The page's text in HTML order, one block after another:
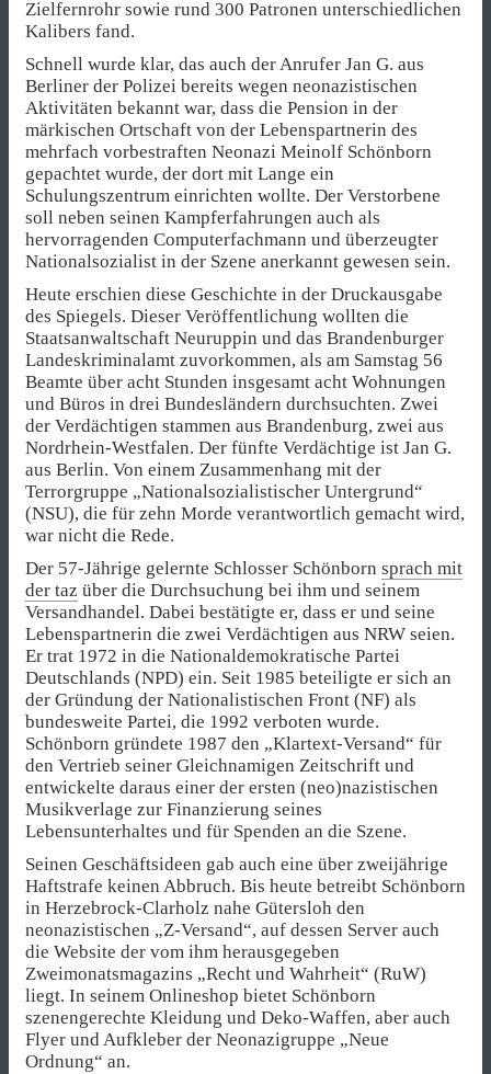
Zielfernrohr sowie rund 300 Patronen unterschiedlichen
Kalibers fand.
Schnell wurde klar, das auch der Anrufer Jan G. aus
Berliner der Polizei bereits wegen neonazistischen
Aktivitäten bekannt war, dass die Pension in der
märkischen Ortschaft von der Lebenspartnerin des
mehrfach vorbestraften Neonazi Meinolf Schönborn
gepachtet wurde, der dort mit Lange ein
Schulungszentrum einrichten wollte. Der Verstorbene
soll neben seinen Kampferfahrungen auch als
hervorragenden Computerfachmann und überzeugter
Nationalsozialist in der Szene anerkannt gewesen sein.
Heute erschien diese Geschichte in der Druckausgabe
des Spiegels. Dieser Veröffentlichung wollten die
Staatsanwaltschaft Neuruppin und das Brandenburger
Landeskriminalamt zuvorkommen, als am Samstag 56
Beamte über acht Stunden insgesamt acht Wohnungen
und Büros in drei Bundesländern durchsuchten. Zwei
der Verdächtigen stammen aus Brandenburg, zwei aus
Nordrhein-Westfalen. Der fünfte Verdächtige ist Jan G.
aus Berlin. Von einem Zusammenhang mit der
Terrorgruppe „Nationalsozialistischer Untergrund“
(NSU), die für zehn Morde verantwortlich gemacht wird,
war nicht die Rede.
Der 57-Jährige gelernte Schlosser Schönborn sprach mit
der taz über die Durchsuchung bei ihm und seinem
Versandhandel. Dabei bestätigte er, dass er und seine
Lebenspartnerin die zwei Verdächtigen aus NRW seien.
Er trat 1972 in die Nationaldemokratische Partei
Deutschlands (NPD) ein. Seit 1985 beteiligte er sich an
der Gründung der Nationalistischen Front (NF) als
bundesweite Partei, die 1992 verboten wurde.
Schönborn gründete 1987 den „Klartext-Versand“ für
den Vertrieb seiner Gleichnamigen Zeitschrift und
entwickelte daraus einer der ersten (neo)nazistischen
Musikverlage zur Finanzierung seines
Lebensunterhaltes und für Spenden an die Szene.
Seinen Geschäftsideen gab auch eine über zweijährige
Haftstrafe keinen Abbruch. Bis heute betreibt Schönborn
in Herzebrock-Clarholz nahe Gütersloh den
neonazistischen „Z-Versand“, auf dessen Server auch
die Website der vom ihm herausgegeben
Zweimonatsmagazins „Recht und Wahrheit“ (RuW)
liegt. In seinem Onlineshop bietet Schönborn
szenengerechte Kleidung und Deko-Waffen, aber auch
Flyer und Aufkleber der Neonazigruppe „Neue
Ordnung“ an.